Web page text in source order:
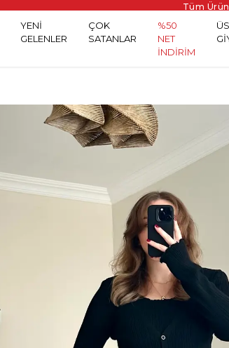
Tüm
YENİ
GELENLER
ÇOK
SATANLAR
%50
NET
İNDİRİM